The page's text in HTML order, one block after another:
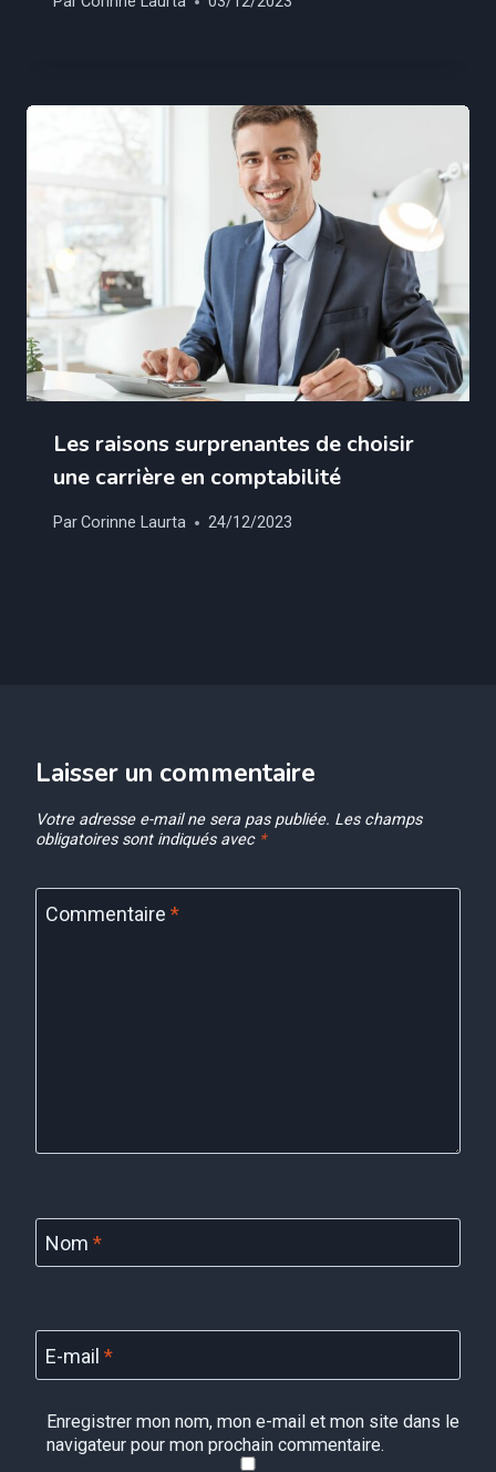
Les raisons surprenantes de choisir
une carrière en comptabilité
ParCorinne Laurta 24/12/2023
Laisser un commentaire
Votre adresse e-mail ne sera pas publiée. Les champs
obligatoires sont indiqués avec *
Commentaire *
Nom *
E-mail *
Enregistrer mon nom, mon e-mail et mon site dans le
navigateur pour mon prochain commentaire.